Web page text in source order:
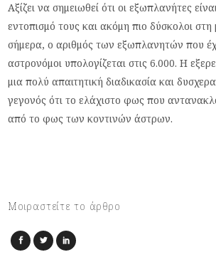
Αξίζει να σημειωθεί ότι οι εξωπλανήτες
εντοπισμό τους και ακόμη πιο δύσκολοι
σήμερα, ο αριθμός των εξωπλανητών που
αστρονόμοι υπολογίζεται στις 6.000. Η
μια πολύ απαιτητική διαδικασία και
γεγονός ότι το ελάχιστο φως που
από το φως των κοντινών άστρων.
Μοιραστείτε το άρθρο